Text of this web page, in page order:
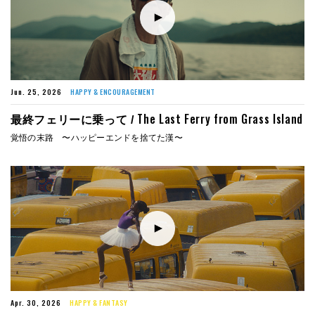
Jun. 25, 2026 HAPPY & ENCOURAGEMENT
最終フェリーに乗って / The Last Ferry from Grass Island
覚悟の末路 〜ハッピーエンドを捨てた漢〜
Apr. 30, 2026 HAPPY & FANTASY